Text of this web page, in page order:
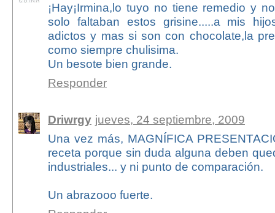
¡Hay¡Irmina,lo tuyo no tiene remedio y
solo faltaban estos grisine.....a mis
adictos y mas si son con chocolate,la
como siempre chulisima.
Un besote bien grande.
Responder
Driwrgy jueves, 24 septiembre, 2009
Una vez más, MAGNÍFICA
receta porque sin duda alguna deben
industriales... y ni punto de comparación.
Un abrazooo fuerte.